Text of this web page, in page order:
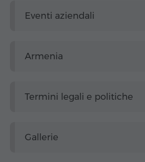
Eventi aziendali
Armenia
Termini legali e politiche
Gallerie